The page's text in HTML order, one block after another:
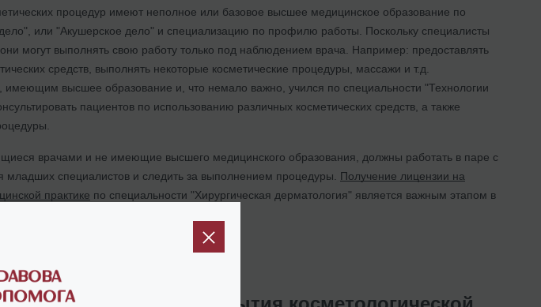
процедур имеют неполное или базовое высшее медицинское образование по
или "Акушерское дело" и специализацию по профилю работы. Поскольку специалисты
могут выполнять свою работу только под наблюдением врача. Например: предоставлять
средств, выполнять некоторые косметические процедуры, массажи и т.д.
имеющим высшее образование и, что немало важно, учился по специальности "Технологии
пациентов по использованию различных косметических средств, а также
врачами и не имеющие высшего медицинского образования, должны работать в паре с
младших специалистов и следить за выполнением процедуры. Получение лицензии на
практике по специальности "Хирургическая дерматология" является важным этапом в